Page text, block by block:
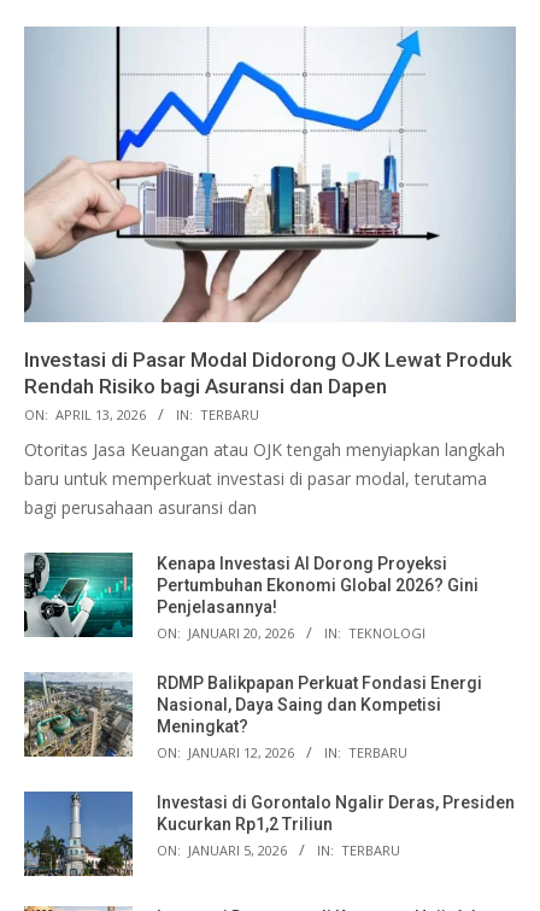
Investasi di Pasar Modal Didorong OJK Lewat Produk
Rendah Risiko bagi Asuransi dan Dapen
ON: APRIL 13, 2026 IN: TERBARU
Otoritas Jasa Keuangan atau OJK tengah menyiapkan langkah
baru untuk memperkuat investasi di pasar modal, terutama
bagi perusahaan asuransi dan
Kenapa Investasi AI Dorong Proyeksi
Pertumbuhan Ekonomi Global 2026? Gini
Penjelasannya!
ON: JANUARI 20, 2026 IN: TEKNOLOGI
RDMP Balikpapan Perkuat Fondasi Energi
Nasional, Daya Saing dan Kompetisi
Meningkat?
ON: JANUARI 12, 2026 IN: TERBARU
Investasi di Gorontalo Ngalir Deras, Presiden
Kucurkan Rp1,2 Triliun
ON: JANUARI 5, 2026 IN: TERBARU